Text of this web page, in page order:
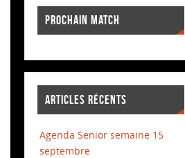
PROCHAIN MATCH
ARTICLES RÉCENTS
Agenda Senior semaine 15
septembre